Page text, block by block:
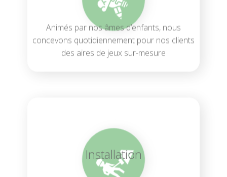
Nos équipes de pose réalisent votre projet
dans le plus grand respect des normes en
vigueur grâce à leur 10 années d'expérience